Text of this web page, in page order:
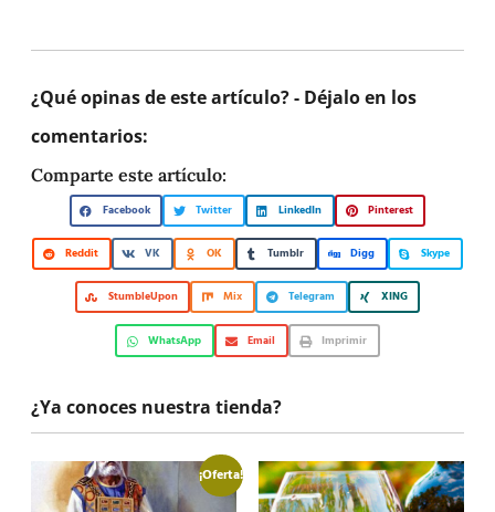
¿Qué opinas de este artículo? - Déjalo en los
comentarios:
Comparte este artículo:
Facebook Twitter LinkedIn Pinterest
Reddit VK OK Tumblr Digg Skype
StumbleUpon Mix Telegram XING
WhatsApp Email Imprimir
¿Ya conoces nuestra tienda?
¡Oferta!